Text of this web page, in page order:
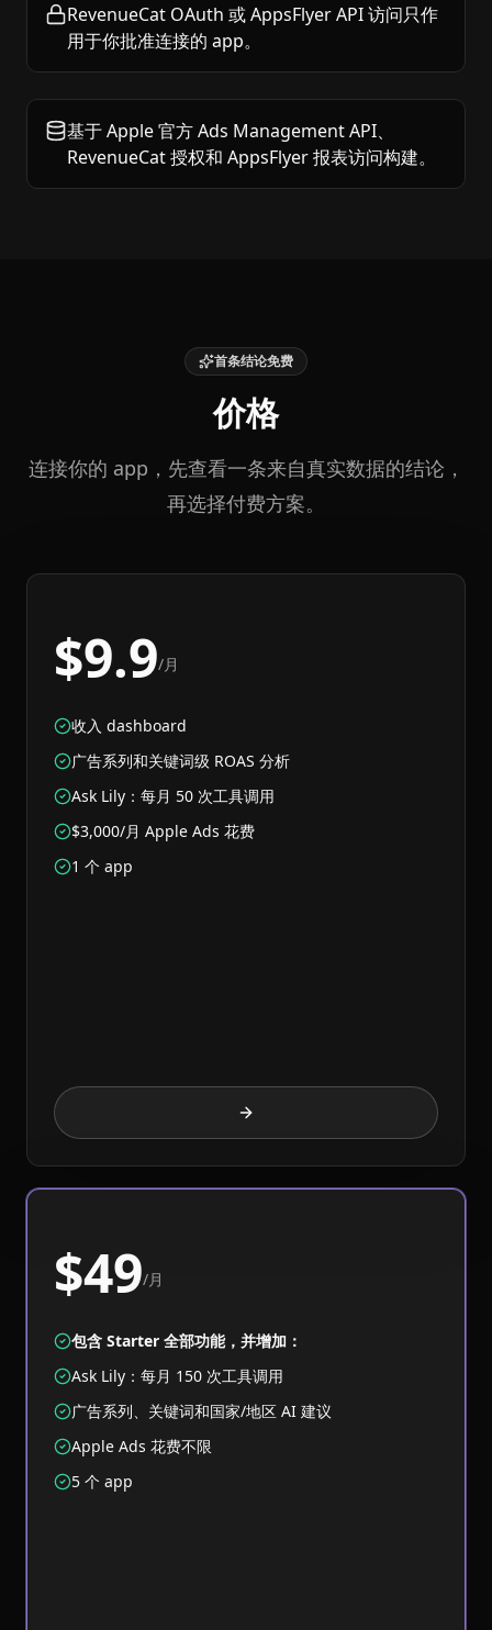
RevenueCat OAuth 或 AppsFlyer API 访问只作
用于你批准连接的 app。
基于 Apple 官方 Ads Management API、
RevenueCat 授权和 AppsFlyer 报表访问构建。
首条结论免费
价格
连接你的 app，先查看一条来自真实数据的结论，
再选择付费方案。
$9.9/月
收入 dashboard
广告系列和关键词级 ROAS 分析
Ask Lily：每月 50 次工具调用
$3,000/月 Apple Ads 花费
1 个 app
$49/月
包含 Starter 全部功能，并增加：
Ask Lily：每月 150 次工具调用
广告系列、关键词和国家/地区 AI 建议
Apple Ads 花费不限
5 个 app